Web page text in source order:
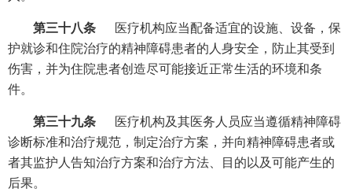
第三十八条
医疗机构应当配备适宜的设施、设备，保
护就诊和住院治疗的精神障碍患者的人身安全，防止其受到
伤害，并为住院患者创造尽可能接近正常生活的环境和条
件。
第三十九条
医疗机构及其医务人员应当遵循精神障碍
诊断标准和治疗规范，制定治疗方案，并向精神障碍患者或
者其监护人告知治疗方案和治疗方法、目的以及可能产生的
后果。